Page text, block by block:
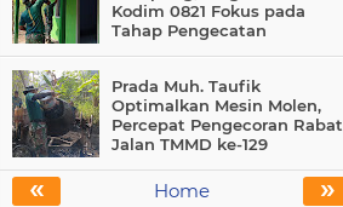
Kodim 0821 Fokus pada
Tahap Pengecatan
Prada Muh. Taufik
Optimalkan Mesin Molen,
Percepat Pengecoran Rabat
Jalan TMMD ke-129
« »
Home